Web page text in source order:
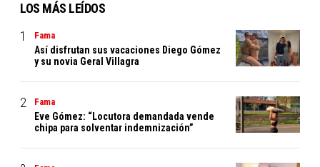
LOS MÁS LEÍDOS
Fama
Así disfrutan sus vacaciones Diego Gómez
y su novia Geral Villagra
Fama
Eve Gómez: “Locutora demandada vende
chipa para solventar indemnización”